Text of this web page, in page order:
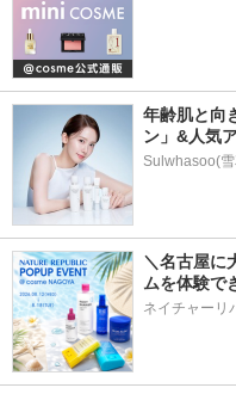
年齢肌と向
ン」&人気
Sulwhasoo(
＼名古屋に
ムを体験で
ネイチャーリ